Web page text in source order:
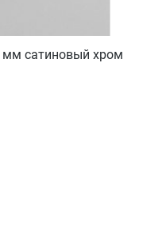
мм сатиновый хром